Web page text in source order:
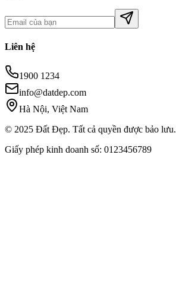
Liên hệ
1900 1234
info@datdep.com
Hà Nội, Việt Nam
© 2025 Đất Đẹp. Tất cả quyền được bảo lưu.
Giấy phép kinh doanh số: 0123456789